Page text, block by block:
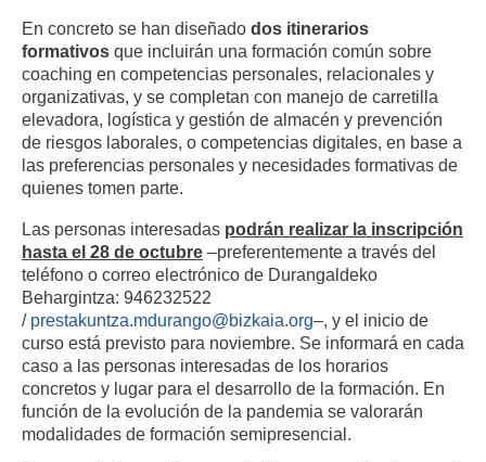
En concreto se han diseñado dos itinerarios
formativos que incluirán una formación común sobre
coaching en competencias personales, relacionales y
organizativas, y se completan con manejo de carretilla
elevadora, logística y gestión de almacén y prevención
de riesgos laborales, o competencias digitales, en base a
las preferencias personales y necesidades formativas de
quienes tomen parte.
Las personas interesadas podrán realizar la inscripción
hasta el 28 de octubre –preferentemente a través del
teléfono o correo electrónico de Durangaldeko
Behargintza: 946232522
/ prestakuntza.mdurango@bizkaia.org–, y el inicio de
curso está previsto para noviembre. Se informará en cada
caso a las personas interesadas de los horarios
concretos y lugar para el desarrollo de la formación. En
función de la evolución de la pandemia se valorarán
modalidades de formación semipresencial.